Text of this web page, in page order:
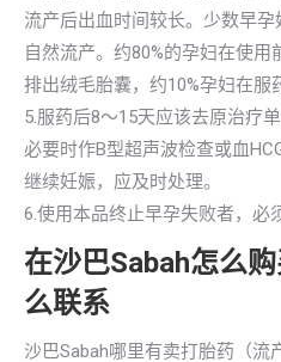
流产后出血时间较长。少数早
自然流产。约80%的孕妇在使
排出绒毛胎囊，约10%孕妇在服
5.服药后8～15天应该去原治疗
必要时作B型超声波检查或血
继续妊娠，应及时处理。
6.使用本品终止早孕失败者，必
在沙巴Sabah怎么
么联系
沙巴Sabah哪里有卖打胎药（流